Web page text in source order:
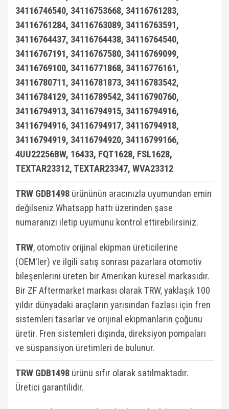
34116746540, 34116753668, 34116761283,
34116761284, 34116763089, 34116763591,
34116764437, 34116764438, 34116764540,
34116767191, 34116767580, 34116769099,
34116769100, 34116771868, 34116776161,
34116780711, 34116781873, 34116783542,
34116784129, 34116789542, 34116790760,
34116794913, 34116794915, 34116794916,
34116794916, 34116794917, 34116794918,
34116794919, 34116794920, 34116799166,
4UU22256BW, 16433, FQT1628, FSL1628,
TEXTAR23312, TEXTAR23347, WVA23312
TRW GDB1498 ürününün aracınızla uyumundan emin
değilseniz Whatsapp hattı üzerinden şase
numaranızı iletip uyumunu kontrol ettirebilirsiniz.
TRW, otomotiv orijinal ekipman üreticilerine
(OEM'ler) ve ilgili satış sonrası pazarlara otomotiv
bileşenlerini üreten bir Amerikan küresel markasıdır.
Bir ZF Aftermarket markası olarak TRW, yaklaşık 100
yıldır dünyadaki araçların yarısından fazlası için fren
sistemleri tasarlar ve orijinal ekipmanların çoğunu
üretir. Fren sistemleri dışında, direksiyon pompaları
ve süspansiyon üretimleri de bulunur.
TRW GDB1498 ürünü sıfır olarak satılmaktadır.
Üretici garantilidir.